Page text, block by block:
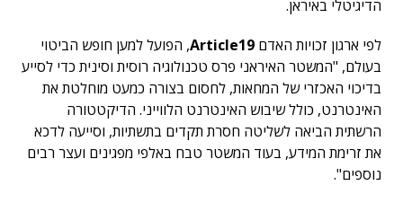
הדיגיטלי באיראן.
לפי ארגון זכויות האדם Article19, הפועל למען חופש הביטוי
בעולם, "המשטר האיראני פרס טכנולוגיה רוסית וסינית כדי לסייע
בדיכוי האכזרי של המחאות, לחסום בצורה כמעט מוחלטת את
האינטרנט, כולל שיבוש האינטרנט הלווייני. הדיקטטורה
הרשתית הביאה לשליטה חסרת תקדים בתשתיות, וסייעה לדכא
את זרימת המידע, בעוד המשטר טבח באלפי מפגינים ועצר רבים
נוספים".